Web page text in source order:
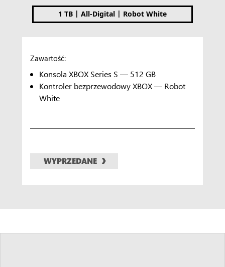
1 TB | All-Digital | Robot White
Zawartość:
Konsola XBOX Series S — 512 GB
Kontroler bezprzewodowy XBOX — Robot
White
WYPRZEDANE